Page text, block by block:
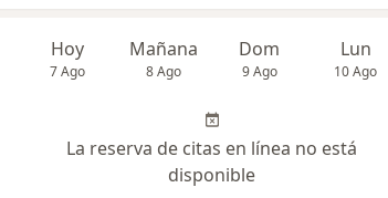
Hoy
7 Ago
Mañana
8 Ago
Dom
9 Ago
Lun
10 Ago
La reserva de citas en línea no está
disponible